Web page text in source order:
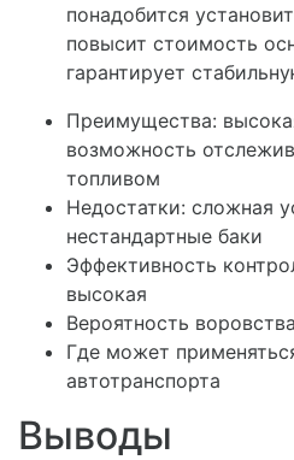
понадобится
повысит стоимость
гарантирует
Преимущества:
возможность
топливом
Недостатки: сложная
нестандартные баки
Эффективность
высокая
Вероятность
Где может
автотранспорта
Выводы